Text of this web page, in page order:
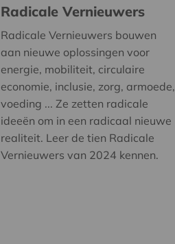
Radicale Vernieuwers
Radicale Vernieuwers bouwen
aan nieuwe oplossingen voor
energie, mobiliteit, circulaire
economie, inclusie, zorg, armoede,
voeding ... Ze zetten radicale
ideeën om in een radicaal nieuwe
realiteit. Leer de tien Radicale
Vernieuwers van 2024 kennen.